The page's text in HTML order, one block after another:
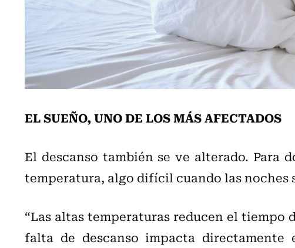
EL SUEÑO, UNO DE LOS MÁS AFECTADOS
El descanso también se ve alterado. Para
temperatura, algo difícil cuando las noches
“Las altas temperaturas reducen el tiempo
falta de descanso impacta